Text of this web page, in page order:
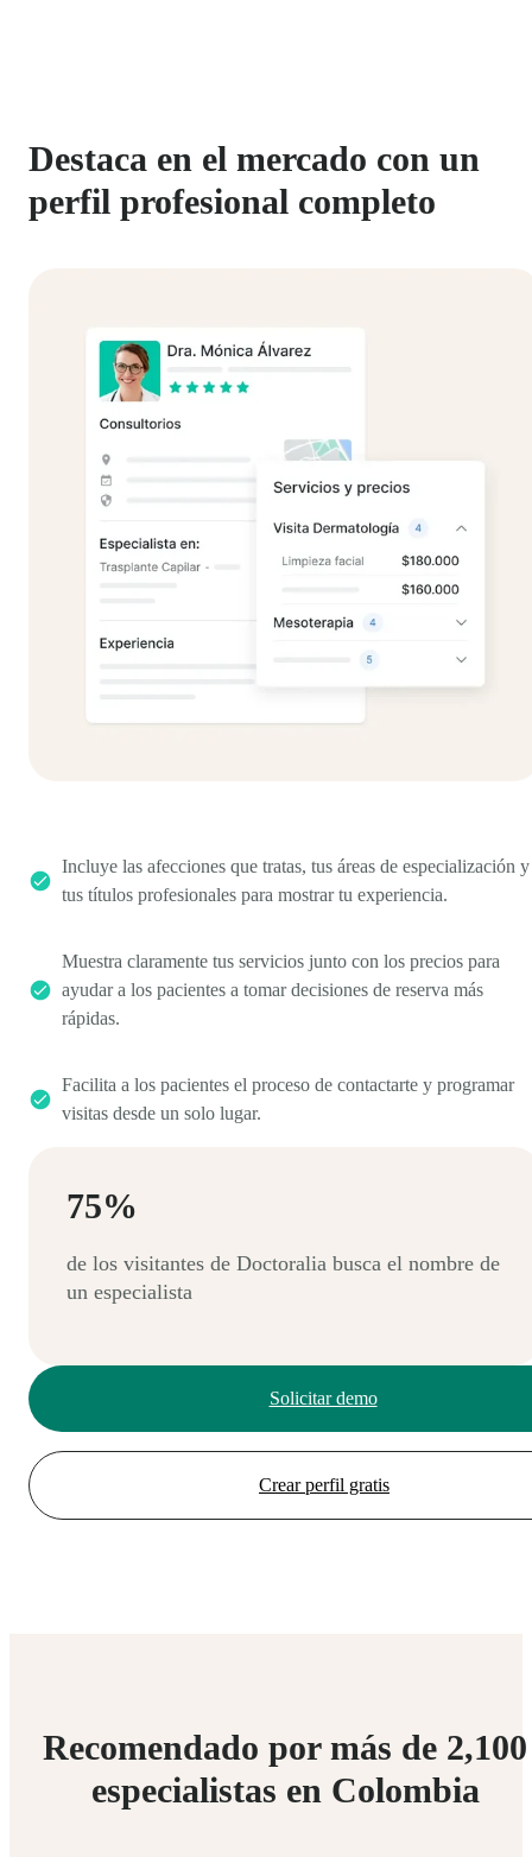
Destaca en el mercado con un
perfil profesional completo
Incluye las afecciones que tratas, tus áreas de especialización y
tus títulos profesionales para mostrar tu experiencia.
Muestra claramente tus servicios junto con los precios para
ayudar a los pacientes a tomar decisiones de reserva más
rápidas.
Facilita a los pacientes el proceso de contactarte y programar
visitas desde un solo lugar.
75%
de los visitantes de Doctoralia busca el nombre de
un especialista
Solicitar demo
Crear perfil gratis
Recomendado por más de 2,100
especialistas en Colombia